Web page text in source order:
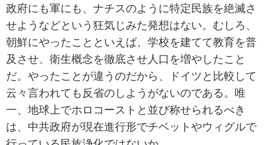
政府にも軍にも、ナチスのように特定民族を絶滅さ
せようなどという狂気じみた発想はない。むしろ、
朝鮮にやったことといえば、学校を建てて教育を普
及させ、衛生概念を徹底させ人口を増やしたこと
だ。やったことが違うのだから、ドイツと比較して
云々言われても反省のしようがないのである。唯
一、地球上でホロコーストと並び称せられるべき
は、中共政府が現在進行形でチベットやウィグルで